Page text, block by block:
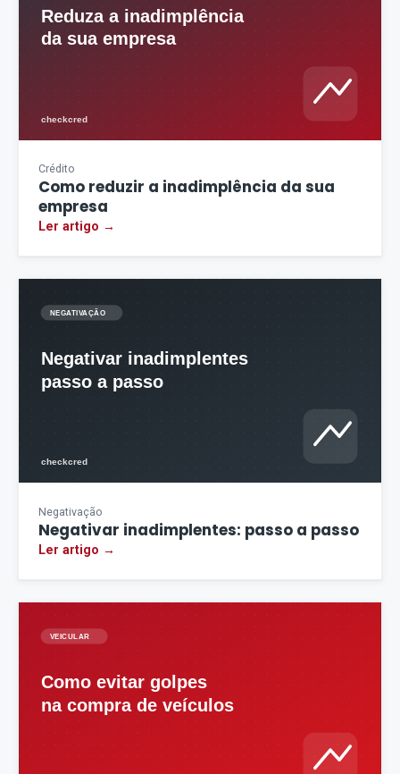
Crédito
Como reduzir a inadimplência da sua
empresa
Ler artigo →
Negativação
Negativar inadimplentes: passo a passo
Ler artigo →